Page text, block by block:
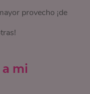
provecho ¡de
mi